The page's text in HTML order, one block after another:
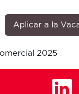
Aplicar a la
2025
S